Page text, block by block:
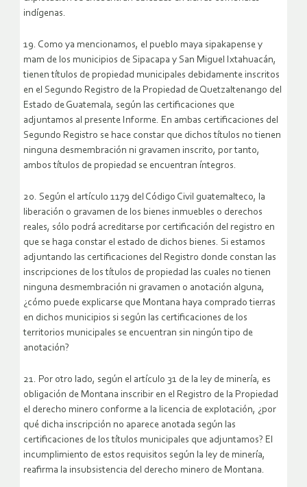
indígenas.
19. Como ya mencionamos, el pueblo maya sipakapense y
mam de los municipios de Sipacapa y San Miguel Ixtahuacán,
tienen títulos de propiedad municipales debidamente inscritos
en el Segundo Registro de la Propiedad de Quetzaltenango del
Estado de Guatemala, según las certificaciones que
adjuntamos al presente Informe. En ambas certificaciones del
Segundo Registro se hace constar que dichos títulos no tienen
ninguna desmembración ni gravamen inscrito, por tanto,
ambos títulos de propiedad se encuentran íntegros.
20. Según el artículo 1179 del Código Civil guatemalteco, la
liberación o gravamen de los bienes inmuebles o derechos
reales, sólo podrá acreditarse por certificación del registro en
que se haga constar el estado de dichos bienes. Si estamos
adjuntando las certificaciones del Registro donde constan las
inscripciones de los títulos de propiedad las cuales no tienen
ninguna desmembración ni gravamen o anotación alguna,
¿cómo puede explicarse que Montana haya comprado tierras
en dichos municipios si según las certificaciones de los
territorios municipales se encuentran sin ningún tipo de
anotación?
21. Por otro lado, según el artículo 31 de la ley de minería, es
obligación de Montana inscribir en el Registro de la Propiedad
el derecho minero conforme a la licencia de explotación, ¿por
qué dicha inscripción no aparece anotada según las
certificaciones de los títulos municipales que adjuntamos? El
incumplimiento de estos requisitos según la ley de minería,
reafirma la insubsistencia del derecho minero de Montana.